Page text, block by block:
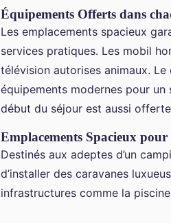
Équipements Offerts dans
Les emplacements spacieux
services pratiques. Les mobil
télévision autorises animaux.
équipements modernes pour
début du séjour est aussi
Emplacements Spacieux
Destinés aux adeptes d’un
d’installer des caravanes
infrastructures comme la